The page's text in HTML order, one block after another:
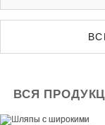
ВСЯ